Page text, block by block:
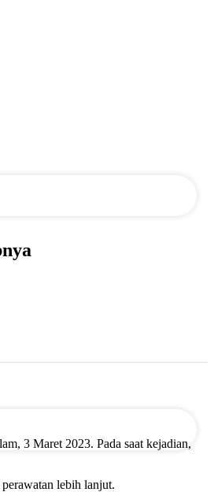
3 Maret 2023. Pada saat kejadian,
lebih lanjut.